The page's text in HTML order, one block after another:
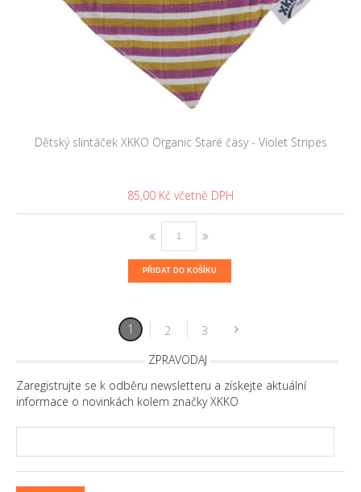
Dětský slintáček XKKO Organic Staré časy - Violet Stripes
85,00 Kč
PŘIDAT DO KOŠÍKU
1 2
3
ZPRAVODAJ
Zaregistrujte se k odběru newsletteru a získejte aktuální
informace o novinkách kolem značky XKKO